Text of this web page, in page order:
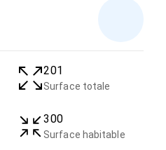
201
Surface totale
300
Surface habitable